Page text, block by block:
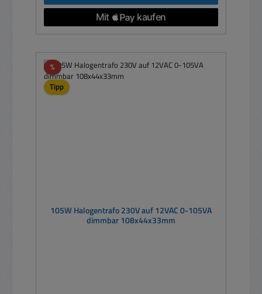
%Rabatt
Tipp
105W Halogentrafo 230V auf 12VAC 0-105VA
dimmbar 108x44x33mm